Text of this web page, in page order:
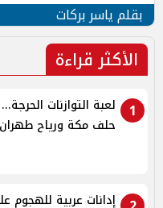
بقلم ياسر بركات
الأكثر قراءة
1
لعبة التوازنات
حلف مكة ورياح طهران
إدانات عربية للهجوم